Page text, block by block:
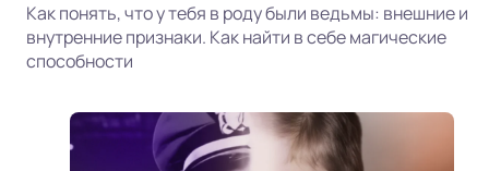
Как понять, что у тебя в роду были ведьмы: внешние и
внутренние признаки. Как найти в себе магические
способности